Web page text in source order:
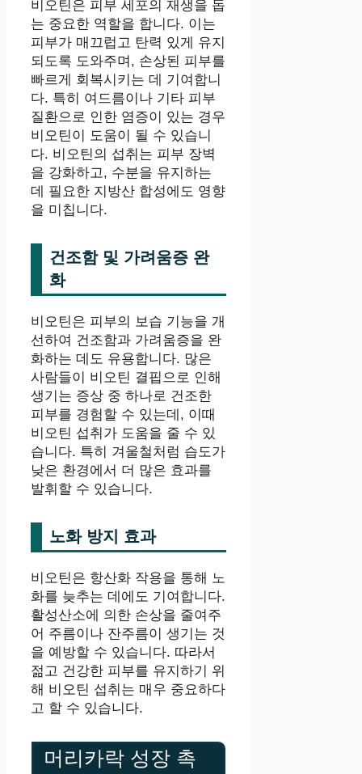
비오틴은 피부 세포의 재생을 돕
는 중요한 역할을 합니다. 이는
피부가 매끄럽고 탄력 있게 유지
되도록 도와주며, 손상된 피부를
빠르게 회복시키는 데 기여합니
다. 특히 여드름이나 기타 피부
질환으로 인한 염증이 있는 경우
비오틴이 도움이 될 수 있습니
다. 비오틴의 섭취는 피부 장벽
을 강화하고, 수분을 유지하는
데 필요한 지방산 합성에도 영향
을 미칩니다.
건조함 및 가려움증 완
화
비오틴은 피부의 보습 기능을 개
선하여 건조함과 가려움증을 완
화하는 데도 유용합니다. 많은
사람들이 비오틴 결핍으로 인해
생기는 증상 중 하나로 건조한
피부를 경험할 수 있는데, 이때
비오틴 섭취가 도움을 줄 수 있
습니다. 특히 겨울철처럼 습도가
낮은 환경에서 더 많은 효과를
발휘할 수 있습니다.
노화 방지 효과
비오틴은 항산화 작용을 통해 노
화를 늦추는 데에도 기여합니다.
활성산소에 의한 손상을 줄여주
어 주름이나 잔주름이 생기는 것
을 예방할 수 있습니다. 따라서
젊고 건강한 피부를 유지하기 위
해 비오틴 섭취는 매우 중요하다
고 할 수 있습니다.
머리카락 성장 촉